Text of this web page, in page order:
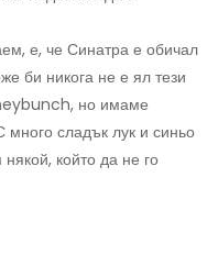
е, че Синатра е обичал
би никога не е ял тези
но имаме
много сладък лук и синьо
който да не го